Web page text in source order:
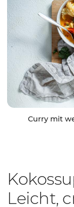
Curry mit
Leicht,